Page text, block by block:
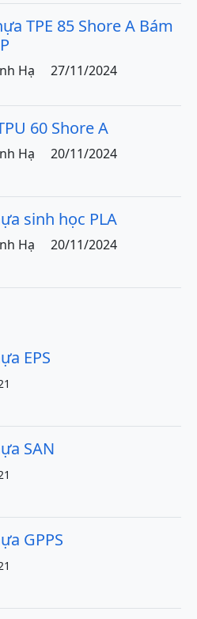
TPE 85 Shore A Bám
Hạ 27/11/2024
60 Shore A
Hạ 20/11/2024
sinh học PLA
Hạ 20/11/2024
EPS
SAN
GPPS